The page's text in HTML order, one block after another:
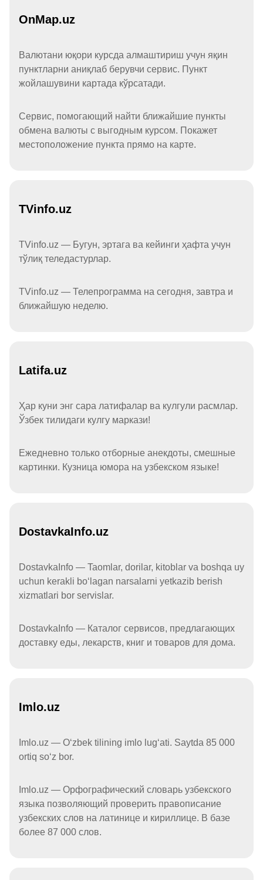
OnMap.uz
Валютани юқори курсда алмаштириш учун яқин
пунктларни аниқлаб берувчи сервис. Пункт
жойлашувини картада кўрсатади.
Сервис, помогающий найти ближайшие пункты
обмена валюты с выгодным курсом. Покажет
местоположение пункта прямо на карте.
TVinfo.uz
TVinfo.uz — Бугун, эртага ва кейинги ҳафта учун
тўлиқ теледастурлар.
TVinfo.uz — Телепрограмма на сегодня, завтра и
ближайшую неделю.
Latifa.uz
Ҳар куни энг сара латифалар ва кулгули расмлар.
Ўзбек тилидаги кулгу маркази!
Ежедневно только отборные анекдоты, смешные
картинки. Кузница юмора на узбекском языке!
DostavkaInfo.uz
DostavkaInfo — Taomlar, dorilar, kitoblar va boshqa uy
uchun kerakli boʻlagan narsalarni yetkazib berish
xizmatlari bor servislar.
DostavkaInfo — Каталог сервисов, предлагающих
доставку еды, лекарств, книг и товаров для дома.
Imlo.uz
Imlo.uz — Oʻzbek tilining imlo lugʻati. Saytda 85 000
ortiq soʻz bor.
Imlo.uz — Орфографический словарь узбекского
языка позволяющий проверить правописание
узбекских слов на латинице и кириллице. В базе
более 87 000 слов.